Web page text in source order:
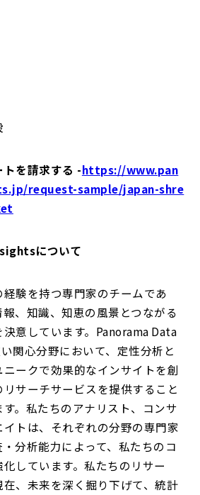
を請求する -https://www.pan
request-sample/japan-shre
について
験を持つ専門家のチームであ
、知識、知恵の風景とつながる
意しています。Panorama Data
関心分野において、定性分析と
ークで効果的なインサイトを創
サーチサービスを提供すること
。私たちのアナリスト、コンサ
トは、それぞれの分野の専門家
分析能力によって、私たちのコ
しています。私たちのリサー
、未来を深く掘り下げて、統計